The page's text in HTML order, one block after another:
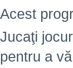
Acest
Jucaţi
pentru a